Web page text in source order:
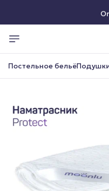
Постельное бельё